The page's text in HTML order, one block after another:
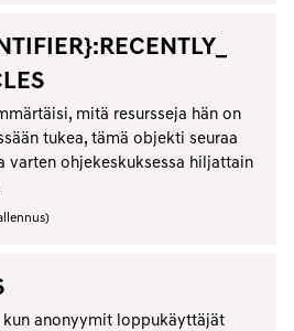
mitä resursseja hän on
tukea, tämä objekti seuraa
varten ohjekeskuksessa hiljattain
kun anonyymit loppukäyttäjät